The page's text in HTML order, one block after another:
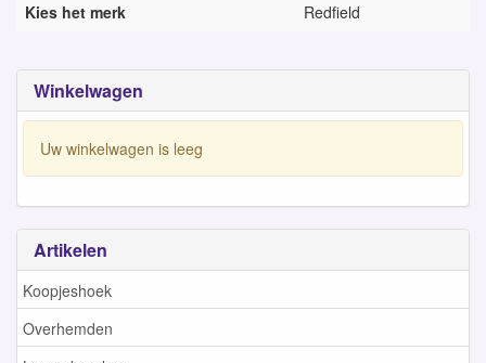
Winkelwagen
Uw winkelwagen is leeg
Artikelen
Koopjeshoek
Overhemden
Kies het merk Redfield